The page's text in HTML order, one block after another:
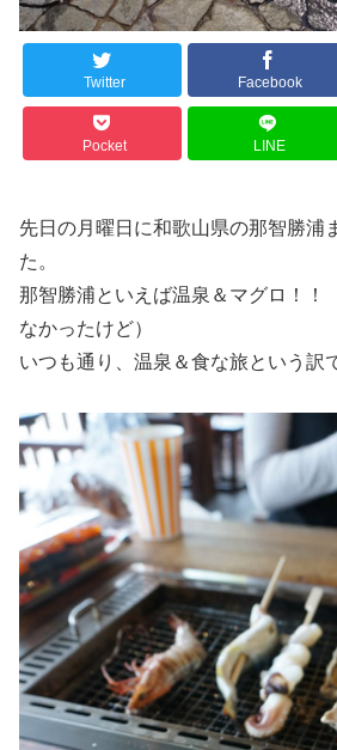
Twitter Facebook
Pocket LINE
先日の月曜日に和歌山県の那智勝浦
た。
那智勝浦といえば温泉＆マグロ！！
なかったけど）
いつも通り、温泉＆食な旅という訳